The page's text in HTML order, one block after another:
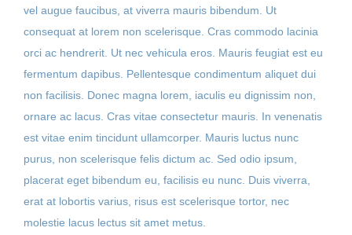
for:
vel augue faucibus, at viverra mauris bibendum. Ut
consequat at lorem non scelerisque. Cras commodo lacinia
orci ac hendrerit. Ut nec vehicula eros. Mauris feugiat est eu
fermentum dapibus. Pellentesque condimentum aliquet dui
non facilisis. Donec magna lorem, iaculis eu dignissim non,
ornare ac lacus. Cras vitae consectetur mauris. In venenatis
est vitae enim tincidunt ullamcorper. Mauris luctus nunc
purus, non scelerisque felis dictum ac. Sed odio ipsum,
placerat eget bibendum eu, facilisis eu nunc. Duis viverra,
erat at lobortis varius, risus est scelerisque tortor, nec
molestie lacus lectus sit amet metus.